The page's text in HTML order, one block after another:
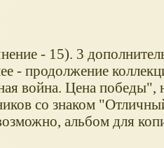
- 15). 3
- продолжение
война. Цена победы",
со знаком
альбом для